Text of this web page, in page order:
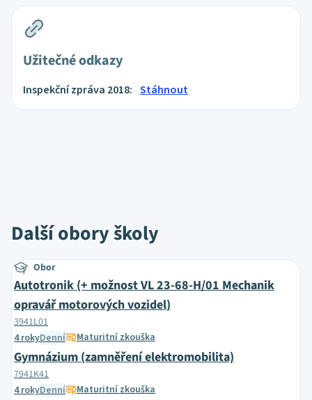
Užitečné odkazy
Inspekční zpráva 2018: Stáhnout
Další obory školy
Obor
Autotronik (+ možnost VL 23-68-H/01 Mechanik
opravář motorových vozidel)
3941L01
4 rokyDenní Maturitní zkouška
Gymnázium (zamněření elektromobilita)
7941K41
4 rokyDenní Maturitní zkouška